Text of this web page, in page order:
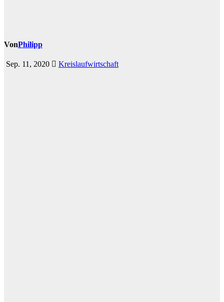
VonPhilipp
Sep. 11, 2020 Kreislaufwirtschaft